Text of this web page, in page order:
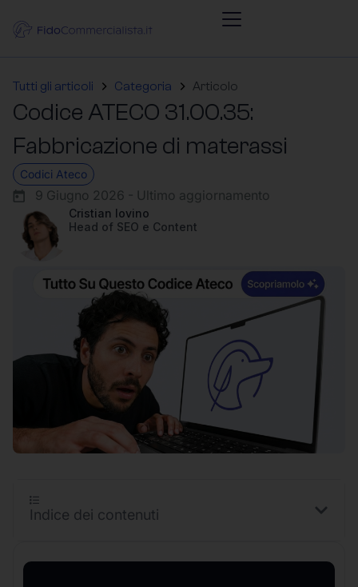
Tutti gli articoli Categoria Articolo
Codice ATECO 31.00.35:
Fabbricazione di materassi
Codici Ateco
9 Giugno 2026 - Ultimo aggiornamento
Cristian Iovino
Head of SEO e Content
Indice dei contenuti